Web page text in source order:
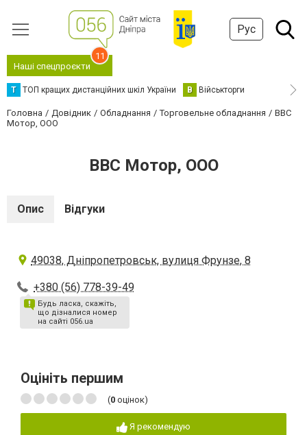
Рус
Наші спецпроєкти
11
Т ТОП кращих дистанційних шкіл України В Військторги
Головна Довідник Обладнання Торговельне обладнання
ВВС
Мотор, ООО
ВВС Мотор, ООО
Опис Відгуки
49038, Дніпропетровськ, вулиця Фрунзе, 8
+380 (56) 778-39-49
Будь ласка, скажіть,
що дізналися номер
на сайті 056.ua
Оцініть першим
(0 оцінок)
Я рекомендую